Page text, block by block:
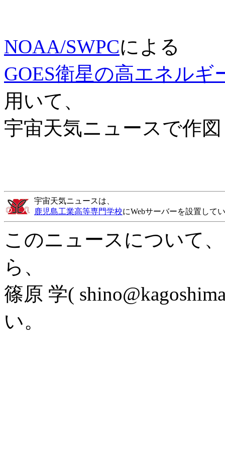
NOAA/SWPCによる
GOES衛星の高エネルギ
用いて、
宇宙天気ニュースで作
宇宙天気ニュースは、
鹿児島工業高等専門学校にWebサーバーを設置して
このニュースについて
ら、
篠原 学(
い。